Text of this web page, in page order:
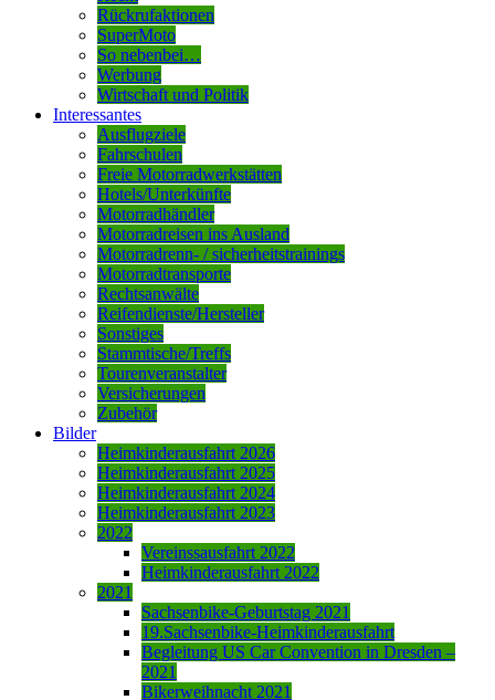
Rückrufaktionen
SuperMoto
So nebenbei…
Werbung
Wirtschaft und Politik
Interessantes
Ausflugziele
Fahrschulen
Freie Motorradwerkstätten
Hotels/Unterkünfte
Motorradhändler
Motorradreisen ins Ausland
Motorradrenn- / sicherheitstrainings
Motorradtransporte
Rechtsanwälte
Reifendienste/Hersteller
Sonstiges
Stammtische/Treffs
Tourenveranstalter
Versicherungen
Zubehör
Bilder
Heimkinderausfahrt 2026
Heimkinderausfahrt 2025
Heimkinderausfahrt 2024
Heimkinderausfahrt 2023
2022
Vereinssausfahrt 2022
Heimkinderausfahrt 2022
2021
Sachsenbike-Geburtstag 2021
19.Sachsenbike-Heimkinderausfahrt
Begleitung US Car Convention in Dresden –
2021
Bikerweihnacht 2021